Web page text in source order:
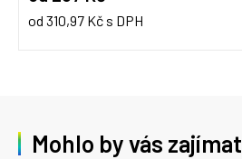
od 310,97 Kč s DPH
Mohlo by vás zajímat